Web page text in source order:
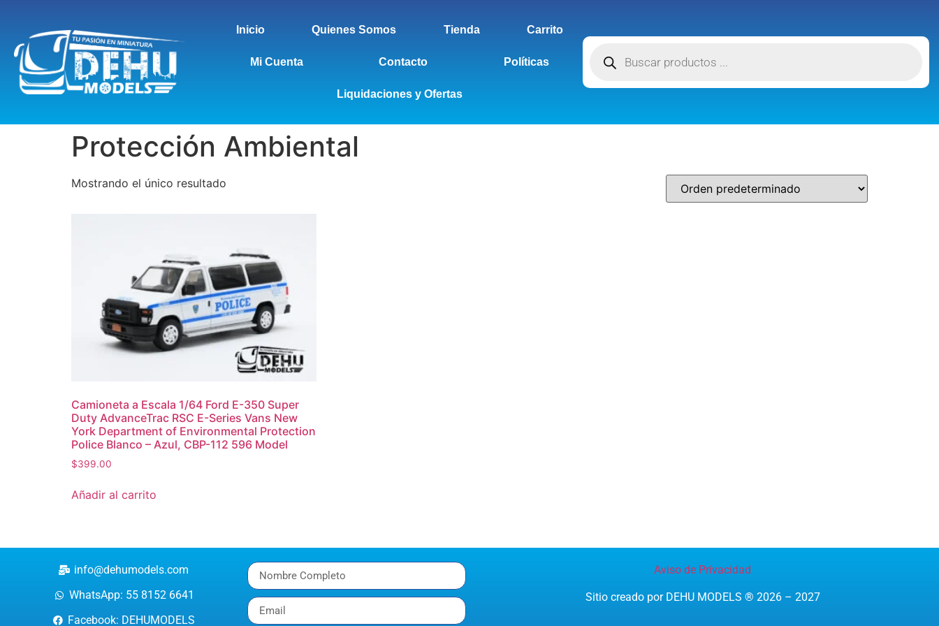
Inicio Quienes Somos Tienda Carrito
Mi Cuenta Contacto Políticas
Liquidaciones y Ofertas
Protección Ambiental
Mostrando el único resultado
Camioneta a Escala 1/64 Ford E-350 Super
Duty AdvanceTrac RSC E-Series Vans New
York Department of Environmental Protection
Police Blanco – Azul, CBP-112 596 Model
$399.00
Añadir al carrito
info@dehumodels.com
WhatsApp: 55 8152 6641
Facebook: DEHUMODELS
Aviso de Privacidad
Sitio creado por DEHU MODELS ® 2026 – 2027